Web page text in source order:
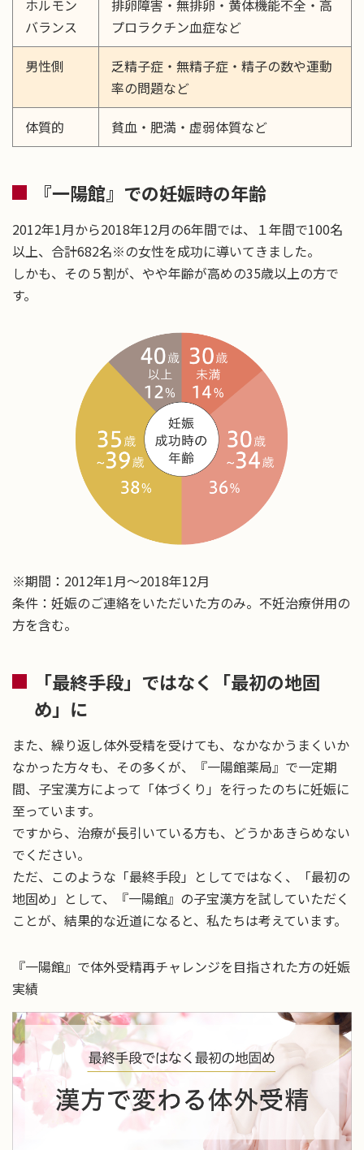
ホルモン
バランス
排卵障害・無排卵・黄体機能不全・高
プロラクチン血症など
男性側
乏精子症・無精子症・精子の数や運動
率の問題など
体質的
貧血・肥満・虚弱体質など
『一陽館』での妊娠時の年齢
2012年1月から2018年12月の6年間では、１年間で100名
以上、合計682名※の女性を成功に導いてきました。
しかも、その５割が、やや年齢が高めの35歳以上の方で
す。
※期間：2012年1月～2018年12月
条件：妊娠のご連絡をいただいた方のみ。不妊治療併用の
方を含む。
「最終手段」ではなく「最初の地固
め」に
また、繰り返し体外受精を受けても、なかなかうまくいか
なかった方々も、その多くが、『一陽館薬局』で一定期
間、子宝漢方によって「体づくり」を行ったのちに妊娠に
至っています。
ですから、治療が長引いている方も、どうかあきらめない
でください。
ただ、このような「最終手段」としてではなく、「最初の
地固め」として、『一陽館』の子宝漢方を試していただく
ことが、結果的な近道になると、私たちは考えています。
『一陽館』で体外受精再チャレンジを目指された方の妊娠
実績